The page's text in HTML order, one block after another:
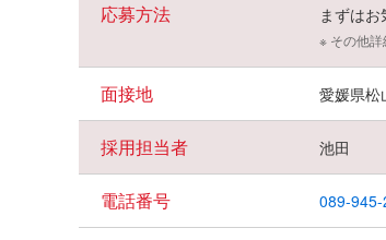
応募方法 まずはお
※ その他
面接地 愛媛県松
採用担当者 池田
電話番号 089-